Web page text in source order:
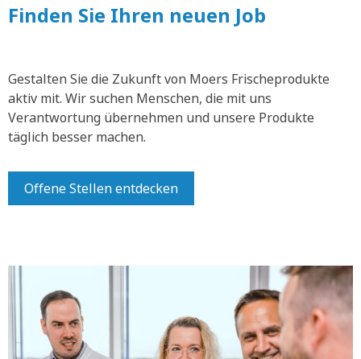
Finden Sie Ihren neuen Job
Gestalten Sie die Zukunft von Moers Frischeprodukte
aktiv mit. Wir suchen Menschen, die mit uns
Verantwortung übernehmen und unsere Produkte
täglich besser machen.
Offene Stellen entdecken